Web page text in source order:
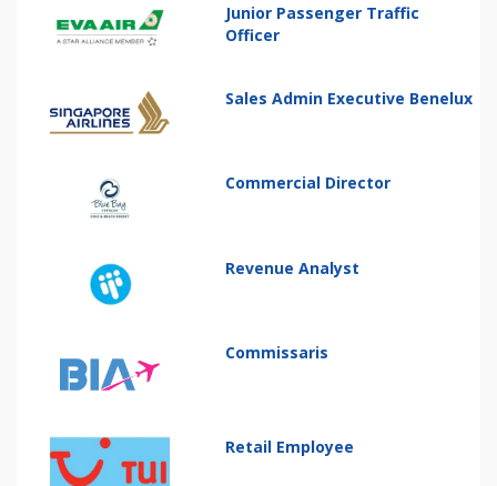
Junior Passenger Traffic
Officer
Sales Admin Executive Benelux
Commercial Director
Revenue Analyst
Commissaris
Retail Employee